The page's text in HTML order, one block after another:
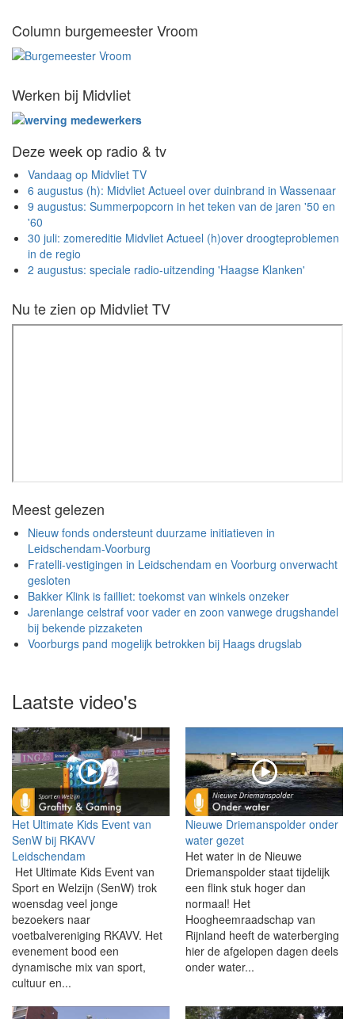
Column burgemeester Vroom
Werken bij Midvliet
Deze week op radio & tv
Vandaag op Midvliet TV
6 augustus (h): Midvliet Actueel over duinbrand in Wassenaar
9 augustus: Summerpopcorn in het teken van de jaren '50 en
'60
30 juli: zomereditie Midvliet Actueel (h)over droogteproblemen
in de regio
2 augustus: speciale radio-uitzending 'Haagse Klanken'
Nu te zien op Midvliet TV
Meest gelezen
Nieuw fonds ondersteunt duurzame initiatieven in
Leidschendam-Voorburg
Fratelli-vestigingen in Leidschendam en Voorburg onverwacht
gesloten
Bakker Klink is failliet: toekomst van winkels onzeker
Jarenlange celstraf voor vader en zoon vanwege drugshandel
bij bekende pizzaketen
Voorburgs pand mogelijk betrokken bij Haags drugslab
Laatste video's
Het Ultimate Kids Event van
SenW bij RKAVV
Leidschendam
Het Ultimate Kids Event van
Sport en Welzijn (SenW) trok
woensdag veel jonge
bezoekers naar
voetbalvereniging RKAVV. Het
evenement bood een
dynamische mix van sport,
cultuur en...
Nieuwe Driemanspolder onder
water gezet
Het water in de Nieuwe
Driemanspolder staat tijdelijk
een flink stuk hoger dan
normaal! Het
Hoogheemraadschap van
Rijnland heeft de waterberging
hier de afgelopen dagen deels
onder water...